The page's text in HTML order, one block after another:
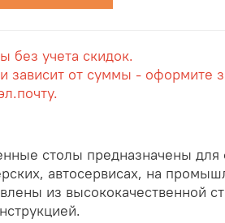
без учета скидок.
зависит от суммы - оформите
столы предназначены для
автосервисах, на
из высококачественной